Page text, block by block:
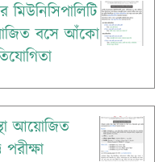
মিউনিসিপালিটি
বসে আঁকো
আয়োজিত
পরীক্ষা